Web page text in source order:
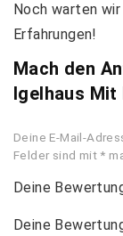
Noch warten
Erfahrungen!
Mach den
Igelhaus Mit
Deine E-Mail-
Felder sind mit *
Deine
Deine